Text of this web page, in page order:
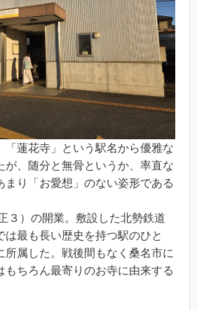
「蓮花寺」という駅名から優雅な
が、随分と無骨というか、率直な
まり「お愛想」のない姿形である
３）の開業。敷設した北勢鉄道
は最も長い歴史を持つ駅のひと
所属した。戦後間もなく桑名市に
もちろん最寄りのお寺に由来する